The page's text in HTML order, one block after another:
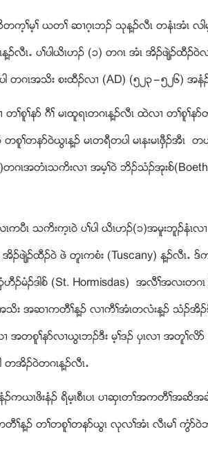
ႈမ့ႈ ဎတႈ ဆ႕ဂ့ၚဘဥ သုန႔ဥလီၚ တနံၚအံၚ လါ
ဥလီၚ’ ပႈပါဎိၚဟဥ (၁) တဂၚ အံၚ အိဥဖ်ဲဥထီဥ
ပါ တဂၚအသိး စးထီဥလ႕ (AD) (၅၂၃”၅၂၆) အနံဥ
ႈနဏ ဂီႈ မၚထူရၚတဂၚန႔ဥလီၚ ထဲလ႕ တႈစူႈနဏ
တနဏ၀ဲဎြၚန႔ဥ မၚတရီတပါ မၚနးမၚဖွီဥအီၚ
)တဂၚအတံၚသကိးလ႕ အမ့ႈ၀ဲ ဘိဥသံဥအုးစ္
ကပီၚ သကိးက့ၚ၀ဲ ပႈပါ ဎိၚဟဥ(၁)အမူးဘူဥနံၚ
ဖ်ဲဥထီဥ၀ဲ ဖဲ တူၚကစံး (Tuscany) န႔ဥလီၚ’ ဒ္
ဆွံဟီဥမံဥဒါစ္ (St. Hormisdas) အလီႈအလးတဂ
ၚအသိး အဆ႕ကတီႈန႔ဥ လ႕ကီႈအံၚတလံးန႔ဥ သံဥ
အတစူႈနဏလ႕ဎြၚဘဥဒီး မ့ႈဒဥ ပွၚလ႕ အတူႈ
အိဥ၀ဲတဂၚန႔ဥလီၚ’
ဎၚဖိးနံဥ ရိမ့ၚစီၚပၚ ပ႕ဆွၚတႈအကတီႈအဆိအ
န႔ဥ တႈတစူႈတနဏဎြၚ လုလႈအံၚ လီၚမႈ ကြံဏ